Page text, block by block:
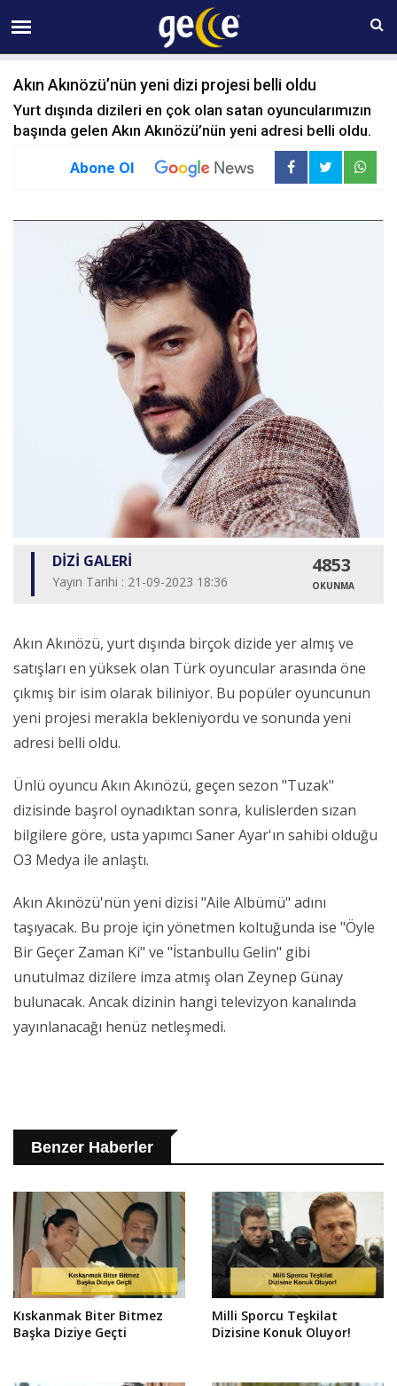
08 AĞUSTOS Cumartesi 09:58
Akın Akınözü’nün yeni dizi projesi belli oldu
Yurt dışında dizileri en çok olan satan oyuncularımızın
başında gelen Akın Akınözü’nün yeni adresi belli oldu.
Abone Ol
DİZİ GALERİ
Yayın Tarihi : 21-09-2023 18:36
4853
OKUNMA
Akın Akınözü, yurt dışında birçok dizide yer almış ve
satışları en yüksek olan Türk oyuncular arasında öne
çıkmış bir isim olarak biliniyor. Bu popüler oyuncunun
yeni projesi merakla bekleniyordu ve sonunda yeni
adresi belli oldu.
Ünlü oyuncu Akın Akınözü, geçen sezon "Tuzak"
dizisinde başrol oynadıktan sonra, kulislerden sızan
bilgilere göre, usta yapımcı Saner Ayar'ın sahibi olduğu
O3 Medya ile anlaştı.
Akın Akınözü'nün yeni dizisi "Aile Albümü" adını
taşıyacak. Bu proje için yönetmen koltuğunda ise "Öyle
Bir Geçer Zaman Ki" ve "İstanbullu Gelin" gibi
unutulmaz dizilere imza atmış olan Zeynep Günay
bulunacak. Ancak dizinin hangi televizyon kanalında
yayınlanacağı henüz netleşmedi.
Benzer Haberler
Kıskanmak Biter Bitmez
Başka Diziye Geçti
Milli Sporcu Teşkilat
Dizisine Konuk Oluyor!